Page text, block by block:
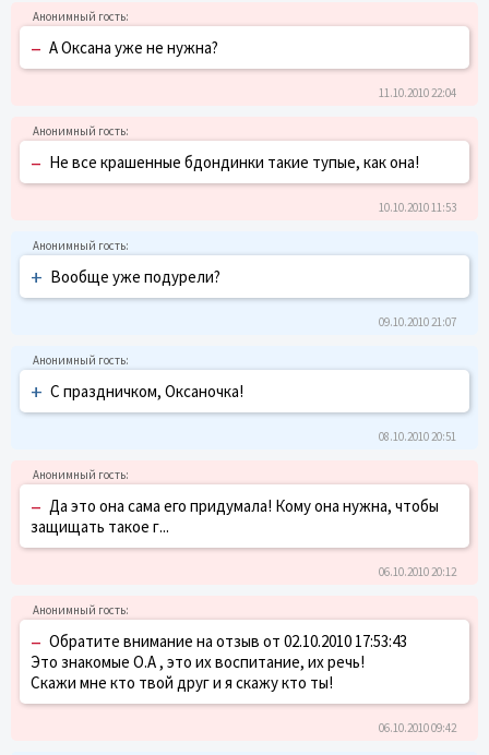
– А Оксана уже не нужна?
11.10.2010 22:04
– Не все крашенные бдондинки такие тупые, как она!
10.10.2010 11:53
+ Вообще уже подурели?
09.10.2010 21:07
+ С праздничком, Оксаночка!
08.10.2010 20:51
– Да это она сама его придумала! Кому она нужна, чтобы
защищать такое г...
06.10.2010 20:12
– Обратите внимание на отзыв от 02.10.2010 17:53:43
Это знакомые О.А , это их воспитание, их речь!
Скажи мне кто твой друг и я скажу кто ты!
06.10.2010 09:42